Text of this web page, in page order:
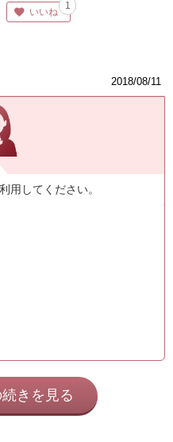
いいね
1
2018/08/11
用してください。
きを見る